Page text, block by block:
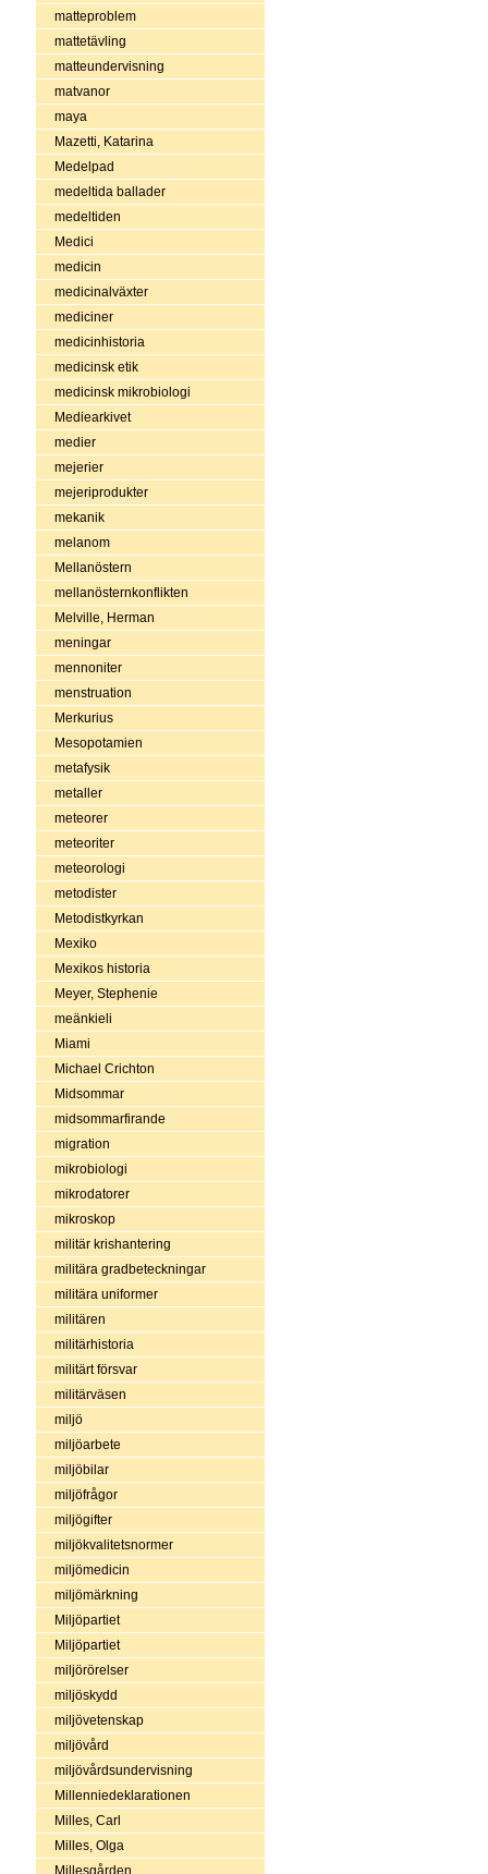
matteproblem
mattetävling
matteundervisning
matvanor
maya
Mazetti, Katarina
Medelpad
medeltida ballader
medeltiden
Medici
medicin
medicinalväxter
mediciner
medicinhistoria
medicinsk etik
medicinsk mikrobiologi
Mediearkivet
medier
mejerier
mejeriprodukter
mekanik
melanom
Mellanöstern
mellanösternkonflikten
Melville, Herman
meningar
mennoniter
menstruation
Merkurius
Mesopotamien
metafysik
metaller
meteorer
meteoriter
meteorologi
metodister
Metodistkyrkan
Mexiko
Mexikos historia
Meyer, Stephenie
meänkieli
Miami
Michael Crichton
Midsommar
midsommarfirande
migration
mikrobiologi
mikrodatorer
mikroskop
militär krishantering
militära gradbeteckningar
militära uniformer
militären
militärhistoria
militärt försvar
militärväsen
miljö
miljöarbete
miljöbilar
miljöfrågor
miljögifter
miljökvalitetsnormer
miljömedicin
miljömärkning
Miljöpartiet
Miljöpartiet
miljörörelser
miljöskydd
miljövetenskap
miljövård
miljövårdsundervisning
Millenniedeklarationen
Milles, Carl
Milles, Olga
Millesgården